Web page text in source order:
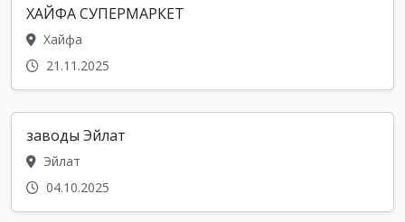
ХАЙФА СУПЕРМАРКЕТ
Хайфа
21.11.2025
заводы Эйлат
Эйлат
04.10.2025